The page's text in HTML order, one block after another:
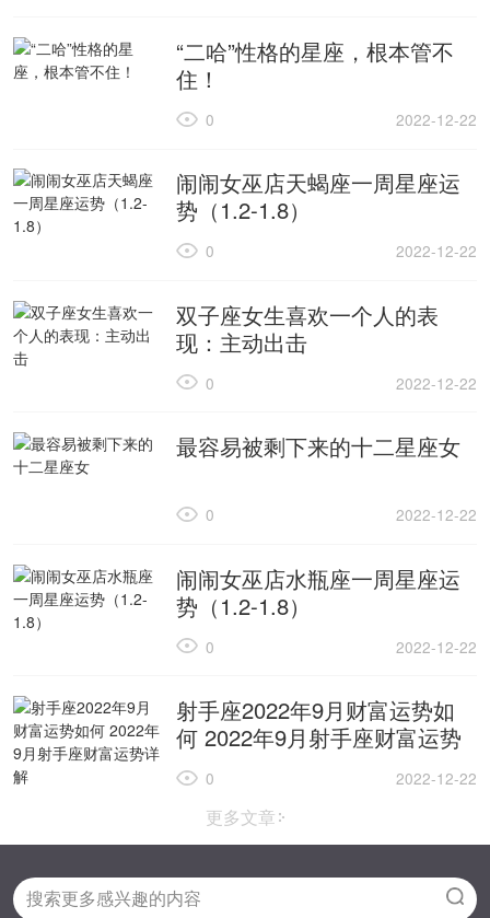
“二哈”性格的星座，根本管不
住！
2022-12-22
0
闹闹女巫店天蝎座一周星座运
势（1.2-1.8）
2022-12-22
0
双子座女生喜欢一个人的表
现：主动出击
2022-12-22
0
最容易被剩下来的十二星座女
2022-12-22
0
闹闹女巫店水瓶座一周星座运
势（1.2-1.8）
2022-12-22
0
射手座2022年9月财富运势如
何 2022年9月射手座财富运势
详解
2022-12-22
0
更多文章